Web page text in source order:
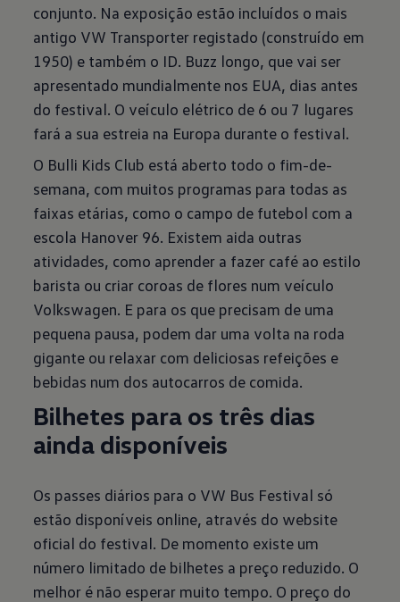
conjunto. Na exposição estão incluídos o mais
antigo VW Transporter registado (construído em
1950) e também o ID. Buzz longo, que vai ser
apresentado mundialmente nos EUA, dias antes
do festival. O veículo elétrico de 6 ou 7 lugares
fará a sua estreia na Europa durante o festival.
O Bulli Kids Club está aberto todo o fim-de-
semana, com muitos programas para todas as
faixas etárias, como o campo de futebol com a
escola Hanover 96. Existem aida outras
atividades, como aprender a fazer café ao estilo
barista ou criar coroas de flores num veículo
Volkswagen. E para os que precisam de uma
pequena pausa, podem dar uma volta na roda
gigante ou relaxar com deliciosas refeições e
bebidas num dos autocarros de comida.
Bilhetes para os três dias
ainda disponíveis
Os passes diários para o VW Bus Festival só
estão disponíveis online, através do website
oficial do festival. De momento existe um
número limitado de bilhetes a preço reduzido. O
melhor é não esperar muito tempo. O preço do